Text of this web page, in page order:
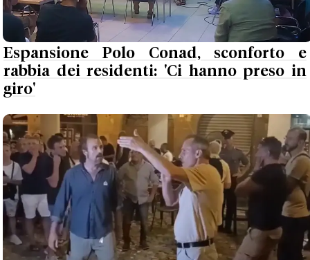
Espansione Polo Conad, sconforto e
rabbia dei residenti: 'Ci hanno preso in
giro'